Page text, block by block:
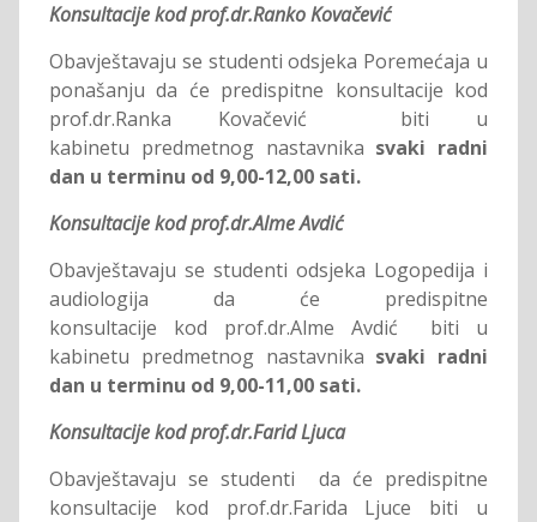
Konsultacije kod prof.dr.Ranko Kovačević
Obavještavaju se studenti odsjeka Poremećaja u
ponašanju da će predispitne konsultacije kod
prof.dr.Ranka Kovačević biti u
kabinetu predmetnog nastavnika svaki radni
dan u terminu od 9,00-12,00 sati.
Konsultacije kod prof.dr.Alme Avdić
Obavještavaju se studenti odsjeka Logopedija i
audiologija da će predispitne
konsultacije kod prof.dr.Alme Avdić biti u
kabinetu predmetnog nastavnika svaki radni
dan u terminu od 9,00-11,00 sati.
Konsultacije kod prof.dr.Farid Ljuca
Obavještavaju se studenti da će predispitne
konsultacije kod prof.dr.Farida Ljuce biti u